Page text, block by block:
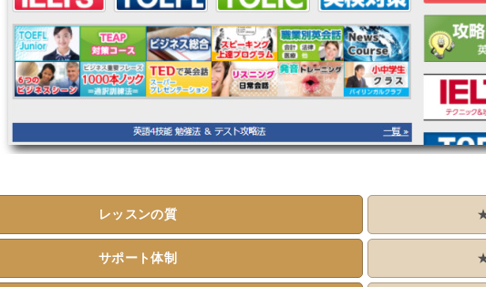
レッスンの質
サポート体制